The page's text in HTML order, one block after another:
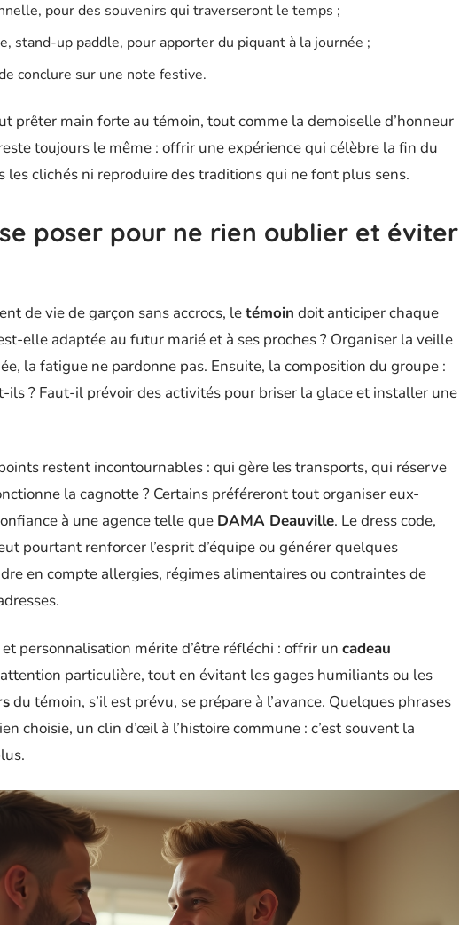
pour des souvenirs qui traverseront le temps ;
stand-up paddle, pour apporter du piquant à la journée ;
conclure sur une note festive.
prêter main forte au témoin, tout comme la demoiselle d’honneur
reste toujours le même : offrir une expérience qui célèbre la fin du
les clichés ni reproduire des traditions qui ne font plus sens.
poser pour ne rien oublier et éviter
de vie de garçon sans accrocs, letémoin doit anticiper chaque
elle adaptée au futur marié et à ses proches ? Organiser la veille
la fatigue ne pardonne pas. Ensuite, la composition du groupe :
ils ? Faut-il prévoir des activités pour briser la glace et installer une
restent incontournables : qui gère les transports, qui réserve
la cagnotte ? Certains préféreront tout organiser eux-
à une agence telle que DAMA Deauville. Le dress code,
pourtant renforcer l’esprit d’équipe ou générer quelques
en compte allergies, régimes alimentaires ou contraintes de
personnalisation mérite d’être réfléchi : offrir un cadeau
particulière, tout en évitant les gages humiliants ou les
du témoin, s’il est prévu, se prépare à l’avance. Quelques phrases
choisie, un clin d’œil à l’histoire commune : c’est souvent la